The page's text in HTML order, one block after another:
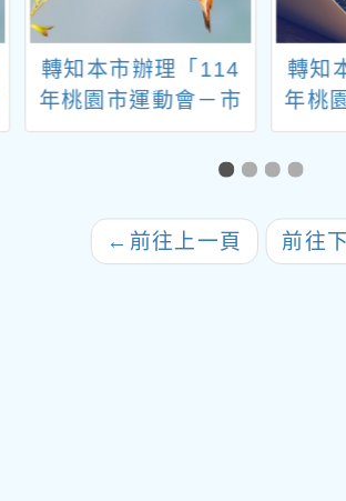
轉知本市辦理「114
年桃園市運動會－市
長盃飛盤錦標賽」
轉知
年桃
長盃
暨
← 前往上一頁 前往